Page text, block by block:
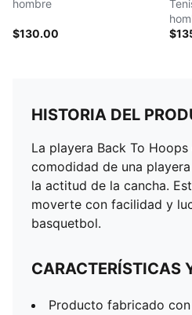
hombre
$130.00
HISTORIA DEL
La playera Back To
comodidad de una
la actitud de la cancha.
moverte con facilidad y
basquetbol.
CARACTERÍSTICAS
Producto fabricado